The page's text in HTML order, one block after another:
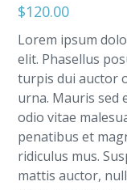
of
based
on
customer
rating
$120.00
Lorem ipsum
elit. Phasellus
turpis dui auctor
urna. Mauris sed
odio vitae
penatibus et
ridiculus mus.
mattis auctor,